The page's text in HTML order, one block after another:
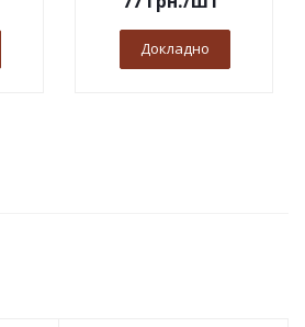
Докладно